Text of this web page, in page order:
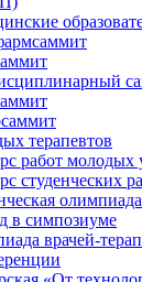
терапевтов
работ молодых
студенческих
олимпиада
в симпозиуме
врачей-